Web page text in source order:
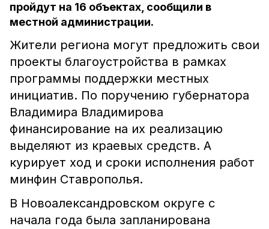
пройдут на 16 объектах, сообщили в
местной администрации.
Жители региона могут предложить свои
проекты благоустройства в рамках
программы поддержки местных
инициатив. По поручению губернатора
Владимира Владимирова
финансирование на их реализацию
выделяют из краевых средств. А
курирует ход и сроки исполнения работ
минфин Ставрополья.
В Новоалександровском округе с
начала года была запланирована